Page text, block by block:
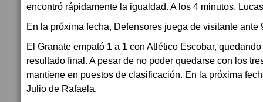
encontró rápidamente la igualdad. A los 4 minutos,
En la próxima fecha, Defensores juega de visitante ante
El Granate empató 1 a 1 con Atlético Escobar,
resultado final. A pesar de no poder quedarse con los
mantiene en puestos de clasificación. En la próxima
Julio de Rafaela.